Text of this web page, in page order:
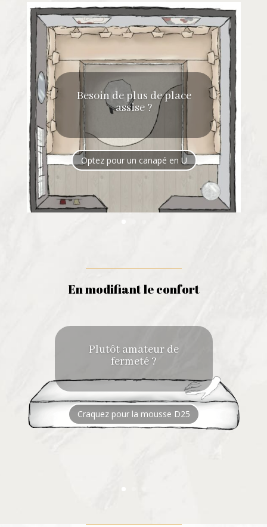
Besoin de plus de place
assise ?
Optez pour un canapé en U
En modifiant le confort
Plutôt amateur de
fermeté ?
Craquez pour la mousse D25